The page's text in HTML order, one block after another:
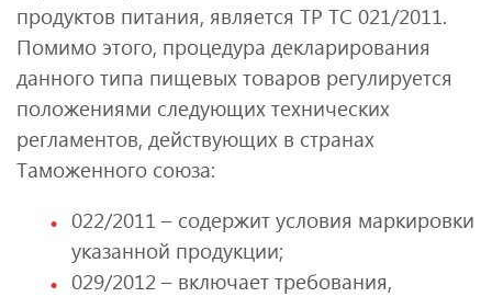
продуктов питания, является ТР ТС 021/2011.
Помимо этого, процедура декларирования
данного типа пищевых товаров регулируется
положениями следующих технических
регламентов, действующих в странах
Таможенного союза:
022/2011 – содержит условия маркировки
указанной продукции;
029/2012 – включает требования,